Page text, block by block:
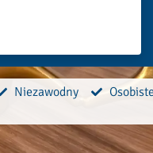
Niezawodny